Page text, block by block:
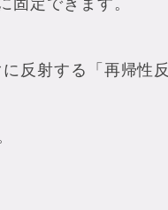
反射する「再帰性反